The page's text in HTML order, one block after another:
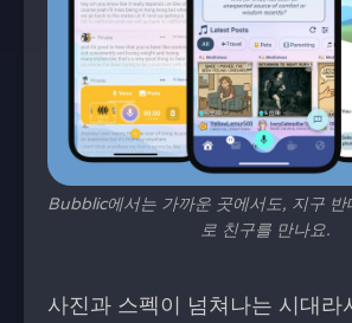
Bubblic에서는 가까운 곳에서도, 지구 반
로 친구를 만나요.
사진과 스펙이 넘쳐나는 시대라